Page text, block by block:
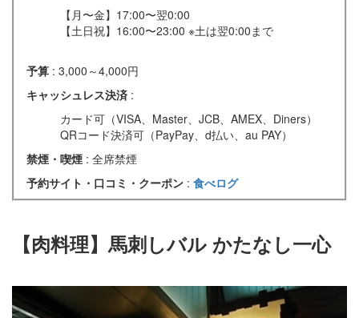
【月〜金】17:00〜翌0:00
【土日祝】16:00〜23:00 ※土は翌0:00まで
予算 : 3,000～4,000円
キャッシュレス決済 :
カード可（VISA、Master、JCB、AMEX、Diners）
QRコード決済可（PayPay、d払い、au PAY）
禁煙・喫煙 : 全席禁煙
予約サイト・口コミ・クーポン : 食べログ
【肉料理】馬刺しバル かたなし一心